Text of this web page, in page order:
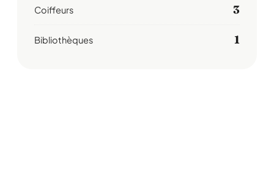
Coiffeurs 3
Bibliothèques 1